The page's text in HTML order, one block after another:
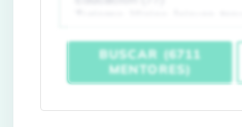
BUSCAR (6711
MENTORES)